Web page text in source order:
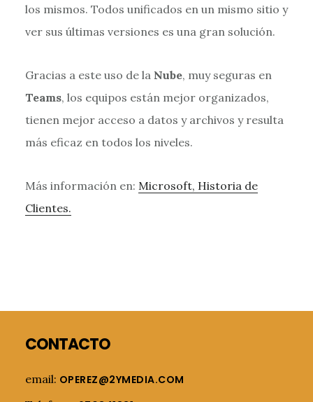
los mismos. Todos unificados en un mismo sitio y
ver sus últimas versiones es una gran solución.
Gracias a este uso de la Nube, muy seguras en
Teams, los equipos están mejor organizados,
tienen mejor acceso a datos y archivos y resulta
más eficaz en todos los niveles.
Más información en: Microsoft, Historia de
Clientes.
CONTACTO
email: OPEREZ@2YMEDIA.COM